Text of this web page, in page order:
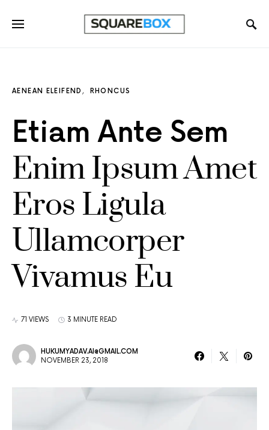
AENEAN ELEIFEND RHONCUS
Etiam Ante Sem
Enim Ipsum Amet
Eros Ligula
Ullamcorper
Vivamus Eu
71 VIEWS 3 MINUTE READ
HUKUMYADAV.AI@GMAIL.COM
NOVEMBER 23, 2018